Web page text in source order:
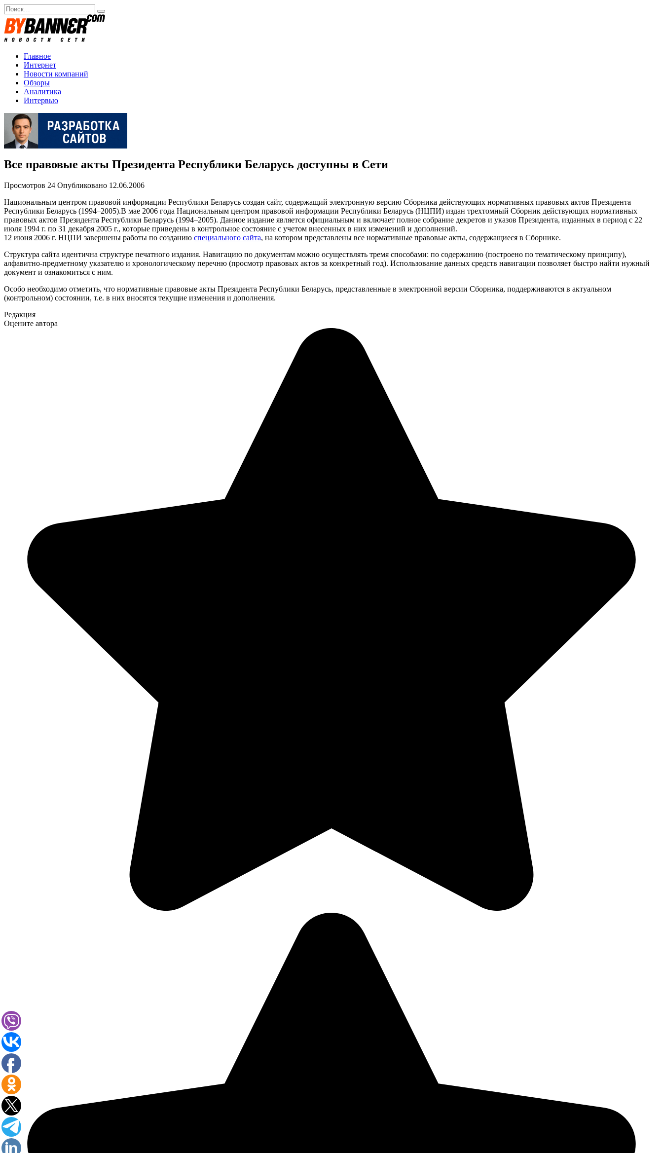
Перейти
к
содержанию
Search
for:
Главное
Интернет
Новости компаний
Обзоры
Аналитика
Интервью
Все правовые акты Президента Республики Беларусь доступны в Сети
Просмотров 24 Опубликовано 12.06.2006
Национальным центром правовой информации Республики Беларусь создан сайт, содержащий электронную версию Сборника действующих нормативных правовых актов Президента
Республики Беларусь (1994–2005).В мае 2006 года Национальным центром правовой информации Республики Беларусь (НЦПИ) издан трехтомный Сборник действующих нормативных
правовых актов Президента Республики Беларусь (1994–2005). Данное издание является официальным и включает полное собрание декретов и указов Президента, изданных в период с 22
июля 1994 г. по 31 декабря 2005 г., которые приведены в контрольное состояние с учетом внесенных в них изменений и дополнений.
12 июня 2006 г. НЦПИ завершены работы по созданию специального сайта, на котором представлены все нормативные правовые акты, содержащиеся в Сборнике.
Структура сайта идентична структуре печатного издания. Навигацию по документам можно осуществлять тремя способами: по содержанию (построено по тематическому принципу),
алфавитно-предметному указателю и хронологическому перечню (просмотр правовых актов за конкретный год). Использование данных средств навигации позволяет быстро найти нужный
документ и ознакомиться с ним.
Особо необходимо отметить, что нормативные правовые акты Президента Республики Беларусь, представленные в электронной версии Сборника, поддерживаются в актуальном
(контрольном) состоянии, т.е. в них вносятся текущие изменения и дополнения.
Редакция
Оцените автора